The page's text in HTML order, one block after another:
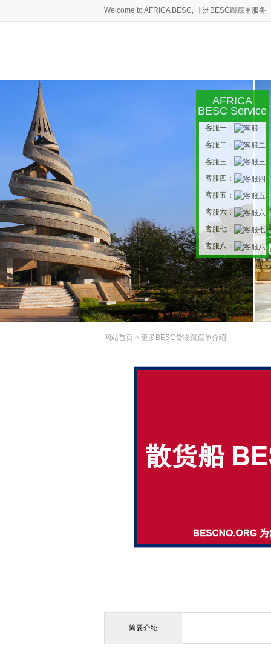
AFRICA
BESC Service
客服一：
客服二：
客服三：
客服四：
客服五：
客服六：
客服七：
客服八：
Welcome to AFRICA BESC, 非洲BESC跟踪单服务
网站首页> 更多BESC货物跟踪单介绍
简要介绍